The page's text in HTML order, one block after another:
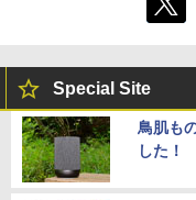
Special Site
鳥肌も
した！